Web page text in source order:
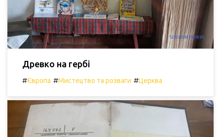
Древко на гербі
#Європа #Мистецтво та розваги #Церква